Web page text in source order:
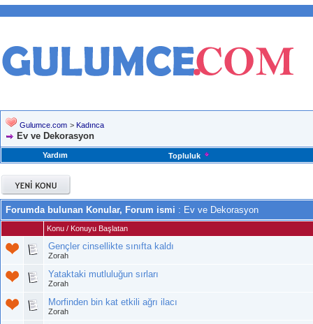
Gulumce.com > Kadınca
Ev ve Dekorasyon
Yardım Topluluk
Forumda bulunan Konular, Forum ismi : Ev ve Dekorasyon
Konu / Konuyu Başlatan
Gençler cinsellikte sınıfta kaldı
Zorah
Yataktaki mutluluğun sırları
Zorah
Morfinden bin kat etkili ağrı ilacı
Zorah